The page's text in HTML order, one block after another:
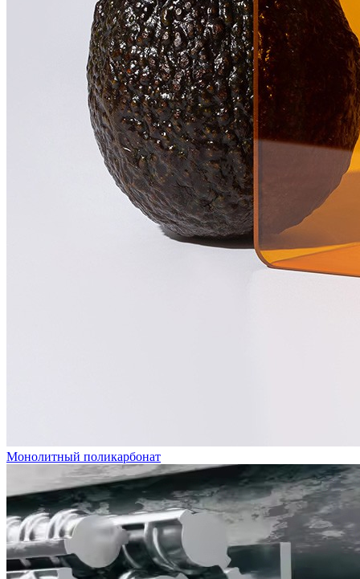
Монолитный поликарбонат